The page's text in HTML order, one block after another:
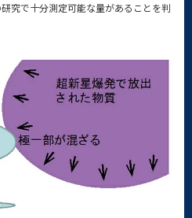
究で十分測定可能な量があることを判